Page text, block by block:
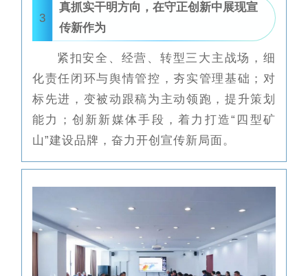
3
真抓实干明方向，在守正创新中展现宣
传新作为
紧扣安全、经营、转型三大主战场，细
化责任闭环与舆情管控，夯实管理基础；对
标先进，变被动跟稿为主动领跑，提升策划
能力；创新新媒体手段，着力打造“四型矿
山”建设品牌，奋力开创宣传新局面。